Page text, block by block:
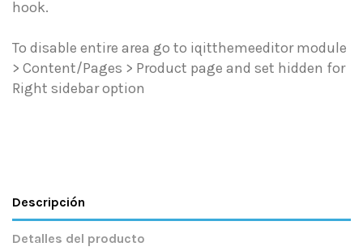
hook.
To disable entire area go to iqitthemeeditor module
> Content/Pages > Product page and set hidden for
Right sidebar option
Descripción
Detalles del producto